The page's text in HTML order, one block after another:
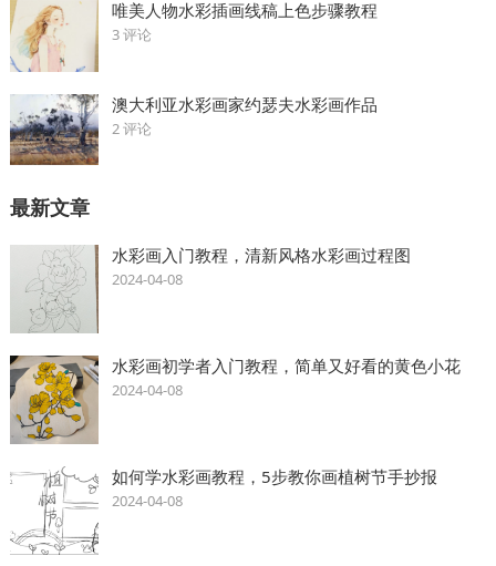
唯美人物水彩插画线稿上色步骤教程
3 评论
澳大利亚水彩画家约瑟夫水彩画作品
2 评论
最新文章
水彩画入门教程，清新风格水彩画过程图
2024-04-08
水彩画初学者入门教程，简单又好看的黄色小花
2024-04-08
如何学水彩画教程，5步教你画植树节手抄报
2024-04-08